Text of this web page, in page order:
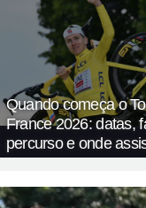
Quando começa o
France 2026: datas,
percurso e onde